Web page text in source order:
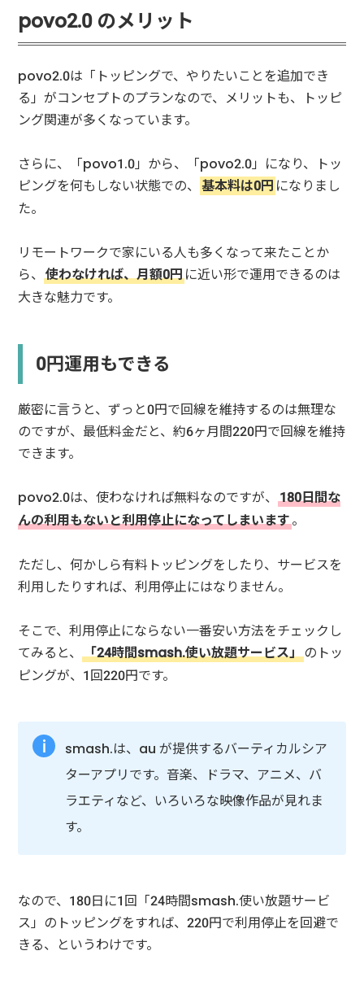
povo2.0 のメリット
povo2.0は「トッピングで、やりたいことを追加でき
る」がコンセプトのプランなので、メリットも、トッピ
ング関連が多くなっています。
さらに、「povo1.0」から、「povo2.0」になり、トッ
ピングを何もしない状態での、 基本料は0円 になりまし
た。
リモートワークで家にいる人も多くなって来たことか
ら、使わなければ、月額0円に近い形で運用できるのは
大きな魅力です。
0円運用もできる
厳密に言うと、ずっと0円で回線を維持するのは無理な
のですが、最低料金だと、約6ヶ月間220円で回線を維持
できます。
povo2.0は、使わなければ無料なのですが、180日間な
んの利用もないと利用停止になってしまいます。
ただし、何かしら有料トッピングをしたり、サービスを
利用したりすれば、利用停止にはなりません。
そこで、利用停止にならない一番安い方法をチェックし
てみると、「24時間smash.使い放題サービス」のトッ
ピングが、1回220円です。
smash.は、au が提供するバーティカルシア
ターアプリです。音楽、ドラマ、アニメ、バ
ラエティなど、いろいろな映像作品が見れま
す。
なので、180日に1回「24時間smash.使い放題サービ
ス」のトッピングをすれば、220円で利用停止を回避で
きる、というわけです。